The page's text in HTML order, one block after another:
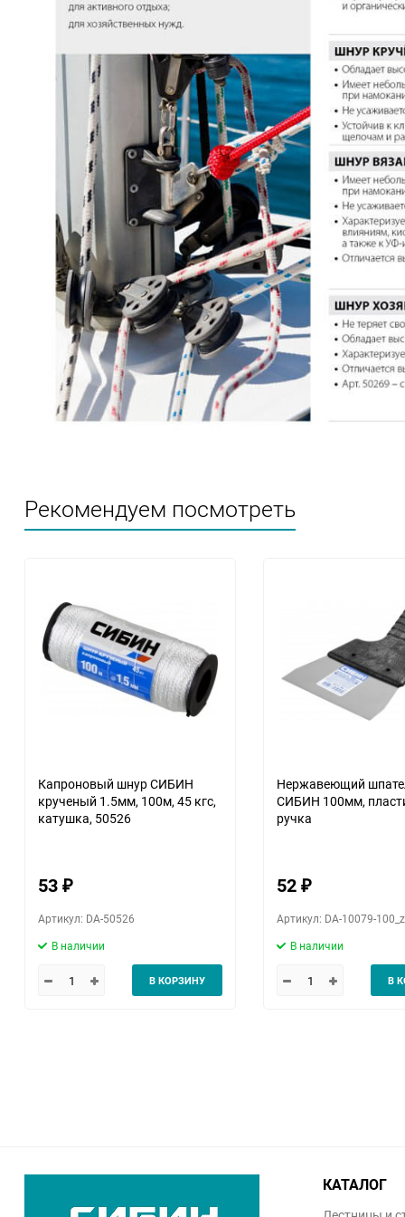
Рекомендуем посмотреть
Капроновый шнур СИБИН
крученый 1.5мм, 100м, 45 кгс,
катушка, 50526
53 ₽
Артикул: DA-50526
В наличии
В КОРЗИНУ
Нержавеющий
СИБИН 100мм,
ручка
52 ₽
Артикул: DA-10079-
В наличии
В
КАТАЛОГ